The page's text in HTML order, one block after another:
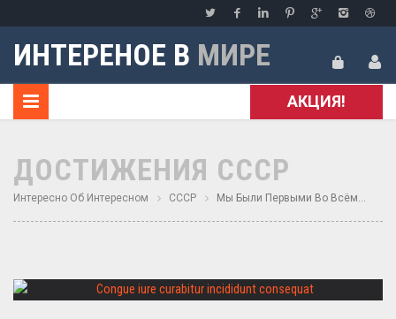
ИНТЕРЕНОЕ В МИРЕ
АКЦИЯ!
ДОСТИЖЕНИЯ СССР
Интересно Об Интересном СССР Мы Были Первыми Во Всём...